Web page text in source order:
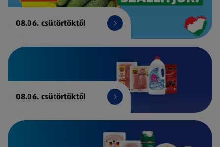
08.06. csütörtöktől
08.06. csütörtöktől